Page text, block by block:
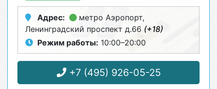
Адрес: метро Аэропорт,
Ленинградский проспект д.66 (+18)
Режим работы: 10:00–20:00
+7 (495) 926-05-25